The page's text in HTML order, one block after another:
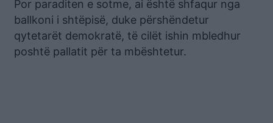
Por paraditen e sotme, ai është shfaqur nga
ballkoni i shtëpisë, duke përshëndetur
qytetarët demokratë, të cilët ishin mbledhur
poshtë pallatit për ta mbështetur.